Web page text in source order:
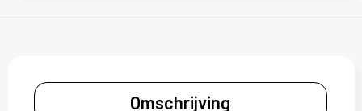
Omschrijving